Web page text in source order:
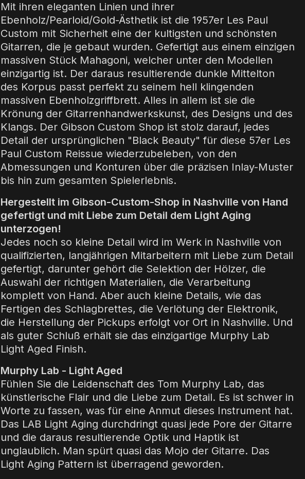
Mit ihren eleganten Linien und ihrer
Ebenholz/Pearloid/Gold-Ästhetik ist die 1957er Les Paul
Custom mit Sicherheit eine der kultigsten und schönsten
Gitarren, die je gebaut wurden. Gefertigt aus einem einzigen
massiven Stück Mahagoni, welcher unter den Modellen
einzigartig ist. Der daraus resultierende dunkle Mittelton
des Korpus passt perfekt zu seinem hell klingenden
massiven Ebenholzgriffbrett. Alles in allem ist sie die
Krönung der Gitarrenhandwerkskunst, des Designs und des
Klangs. Der Gibson Custom Shop ist stolz darauf, jedes
Detail der ursprünglichen "Black Beauty" für diese 57er Les
Paul Custom Reissue wiederzubeleben, von den
Abmessungen und Konturen über die präzisen Inlay-Muster
bis hin zum gesamten Spielerlebnis.
Hergestellt im Gibson-Custom-Shop in Nashville von Hand
gefertigt und mit Liebe zum Detail dem Light Aging
unterzogen!
Jedes noch so kleine Detail wird im Werk in Nashville von
qualifizierten, langjährigen Mitarbeitern mit Liebe zum Detail
gefertigt, darunter gehört die Selektion der Hölzer, die
Auswahl der richtigen Materialien, die Verarbeitung
komplett von Hand. Aber auch kleine Details, wie das
Fertigen des Schlagbrettes, die Verlötung der Elektronik,
die Herstellung der Pickups erfolgt vor Ort in Nashville. Und
als guter Schluß erhält sie das einzigartige Murphy Lab
Light Aged Finish.
Murphy Lab - Light Aged
Fühlen Sie die Leidenschaft des Tom Murphy Lab, das
künstlerische Flair und die Liebe zum Detail. Es ist schwer in
Worte zu fassen, was für eine Anmut dieses Instrument hat.
Das LAB Light Aging durchdringt quasi jede Pore der Gitarre
und die daraus resultierende Optik und Haptik ist
unglaublich. Man spürt quasi das Mojo der Gitarre. Das
Light Aging Pattern ist überragend geworden.